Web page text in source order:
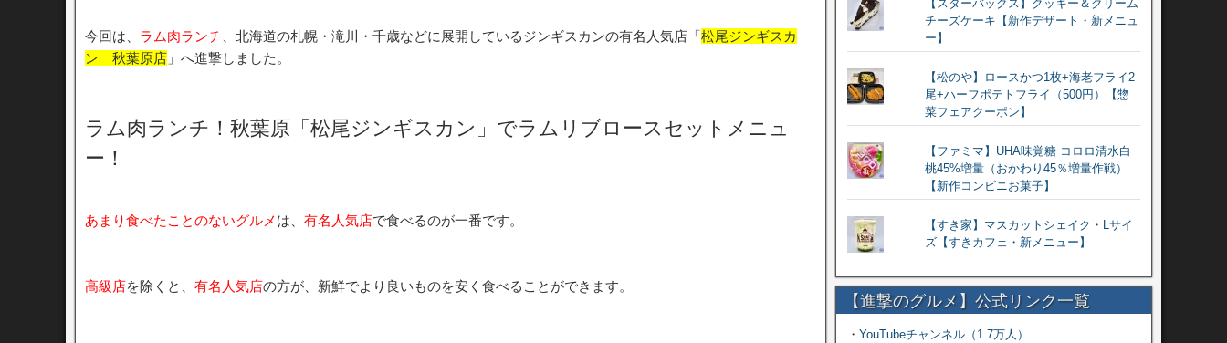
今回は、 ラム肉ランチ 、北海道の札幌・滝川・千歳などに展開しているジンギスカンの有名人気店「松尾ジンギスカ
ン 秋葉原店 」へ進撃しました。
ラム肉ランチ！秋葉原「松尾ジンギスカン」でラムリブロースセットメニュ
ー！
あまり食べたことのないグルメ は、 有名人気店で食べるのが一番です。
高級店を除くと、 有名人気店の方が、新鮮でより良いものを安く食べることができます。
【スターバックス】クッキー＆クリーム
チーズケーキ【新作デザート・新メニュ
ー】
【松のや】ロースかつ1枚+海老フライ2
尾+ハーフポテトフライ（500円）【惣
菜フェアクーポン】
【ファミマ】UHA味覚糖 コロロ清水白
桃45%増量（おかわり45％増量作戦）
【新作コンビニお菓子】
【すき家】マスカットシェイク・Lサイ
ズ【すきカフェ・新メニュー】
【進撃のグルメ】公式リンク一覧
・ YouTubeチャンネル（1.7万人）